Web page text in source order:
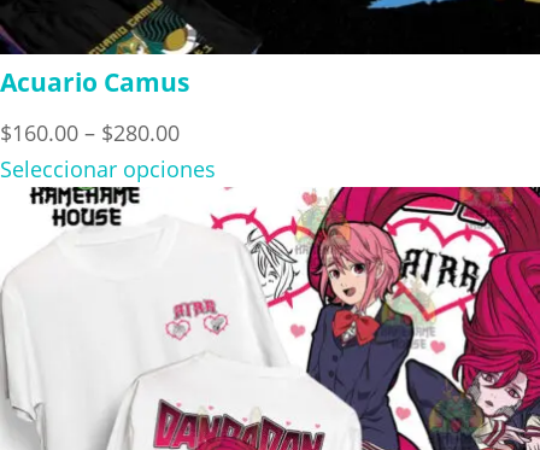
Acuario Camus
$160.00 – $280.00Price
range:
$160.00
through
$280.00
Seleccionar opciones